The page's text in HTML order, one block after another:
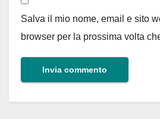
Salva il mio nome, email e sito
browser per la prossima volta